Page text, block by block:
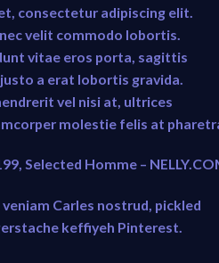
consectetur adipiscing elit.
velit commodo lobortis.
vitae eros porta, sagittis
a erat lobortis gravida.
vel nisi at, ultrices
molestie felis at
Selected Homme –
Carles nostrud, pickled
keffiyeh Pinterest.